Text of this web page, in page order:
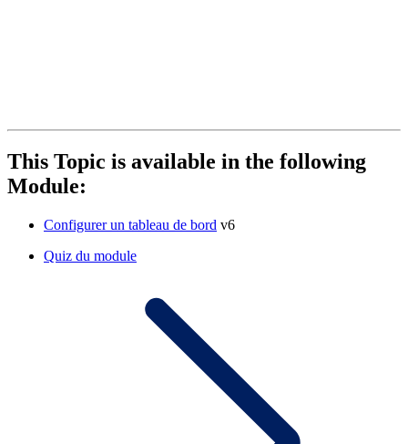
This Topic is available in the following
Module:
Configurer un tableau de bord v6
Quiz du module